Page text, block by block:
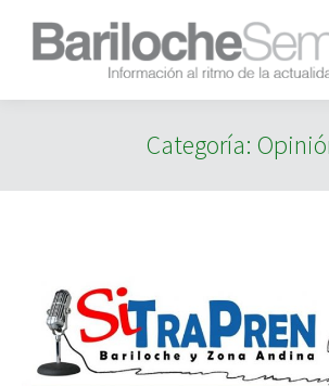
Categoría: